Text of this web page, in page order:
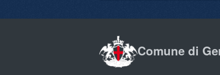
Comune di